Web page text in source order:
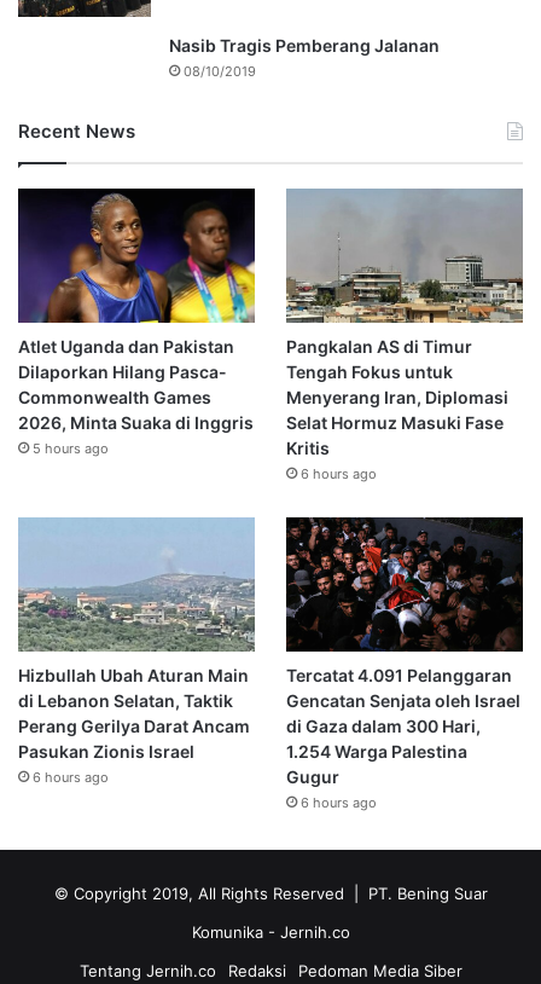
Nasib Tragis Pemberang Jalanan
08/10/2019
Recent News
Atlet Uganda dan Pakistan
Dilaporkan Hilang Pasca-
Commonwealth Games
2026, Minta Suaka di Inggris
5 hours ago
Pangkalan AS di Timur
Tengah Fokus untuk
Menyerang Iran, Diplomasi
Selat Hormuz Masuki Fase
Kritis
6 hours ago
Hizbullah Ubah Aturan Main
di Lebanon Selatan, Taktik
Perang Gerilya Darat Ancam
Pasukan Zionis Israel
6 hours ago
Tercatat 4.091 Pelanggaran
Gencatan Senjata oleh Israel
di Gaza dalam 300 Hari,
1.254 Warga Palestina
Gugur
6 hours ago
© Copyright 2019, All Rights Reserved | PT. Bening Suar
Komunika - Jernih.co
Tentang Jernih.co
Redaksi Pedoman Media Siber